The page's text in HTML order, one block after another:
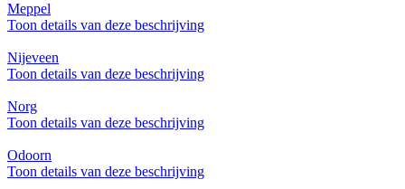
Meppel
Toon details van deze beschrijving
Nijeveen
Toon details van deze beschrijving
Norg
Toon details van deze beschrijving
Odoorn
Toon details van deze beschrijving